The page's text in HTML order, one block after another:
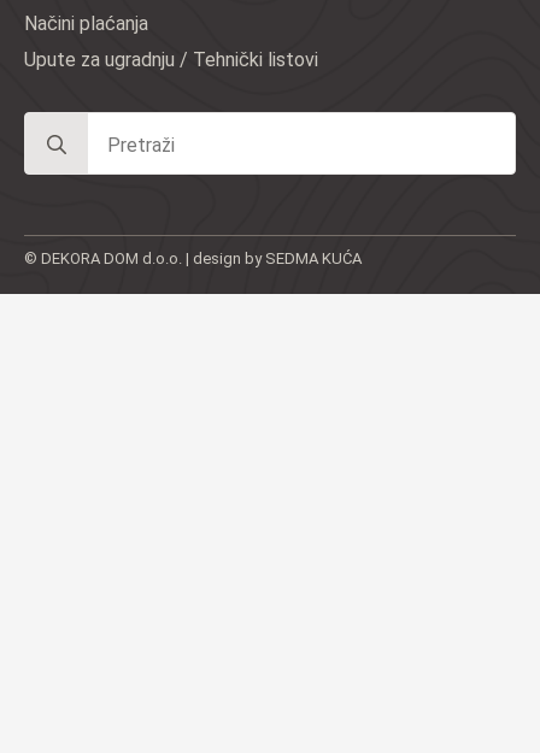
Načini plaćanja
Upute za ugradnju / Tehnički listovi
for:
© DEKORA DOM d.o.o. | design by SEDMA KUĆA